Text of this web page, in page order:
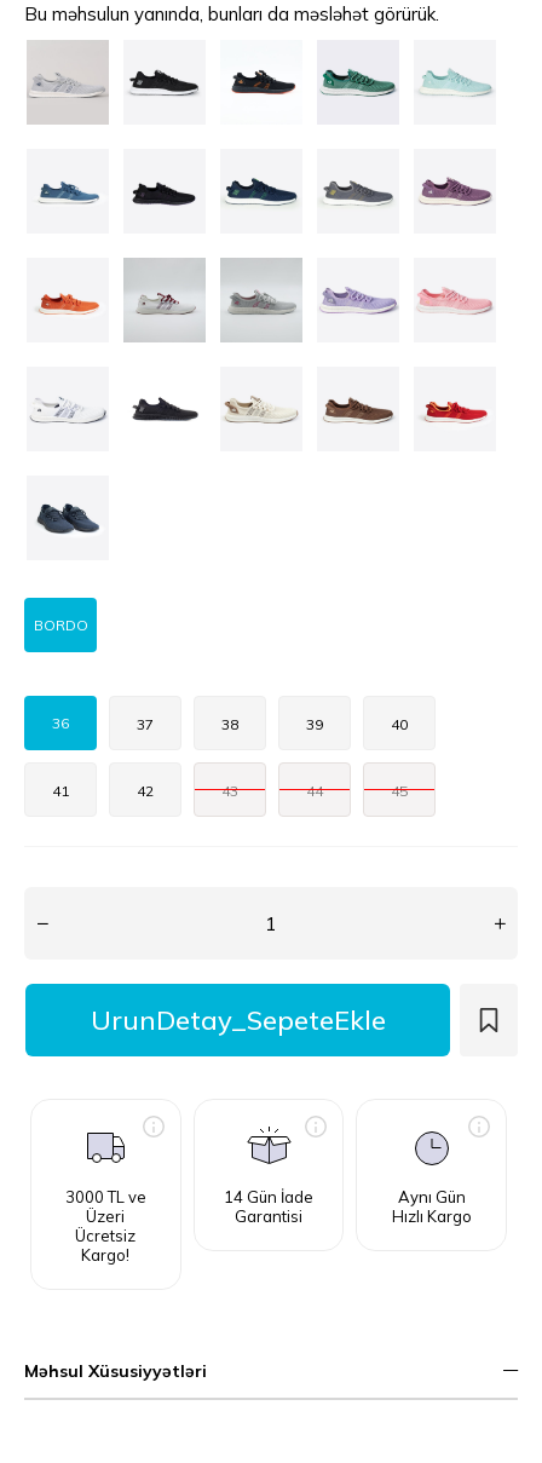
Bu məhsulun yanında, bunları da məsləhət görürük.
BORDO
36 37 38 39 40
41 42 43 44 45
3000 TL ve
Üzeri
Ücretsiz
Kargo!
14 Gün İade
Garantisi
Aynı Gün
Hızlı Kargo
Məhsul Xüsusiyyətləri